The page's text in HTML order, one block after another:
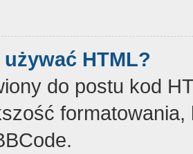
HTML?
do postu kod